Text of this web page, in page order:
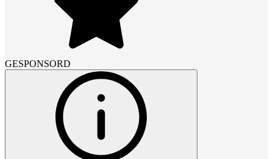
GESPONSORD